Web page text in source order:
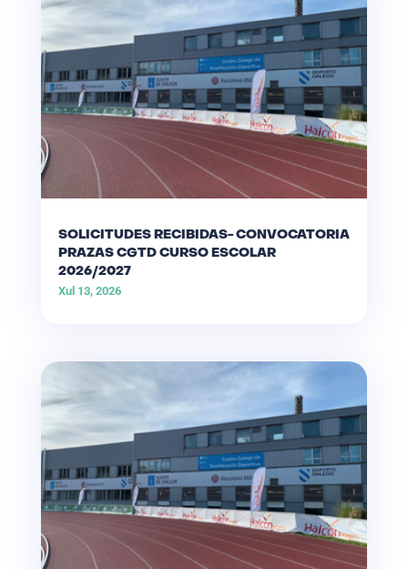
SOLICITUDES RECIBIDAS- CONVOCATORIA
PRAZAS CGTD CURSO ESCOLAR
2026/2027
Xul 13, 2026